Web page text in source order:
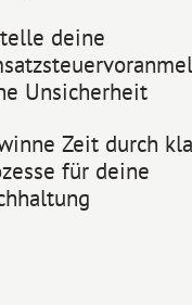
deine
Unsicherheit
Zeit durch
für deine